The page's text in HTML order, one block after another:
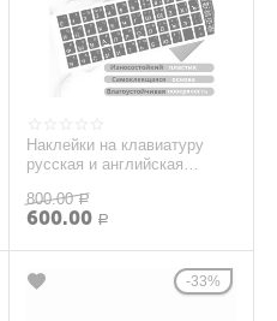
Наклейки на клавиатуру
русская и английская
белый
800.00 Р
600.00 Р
33%